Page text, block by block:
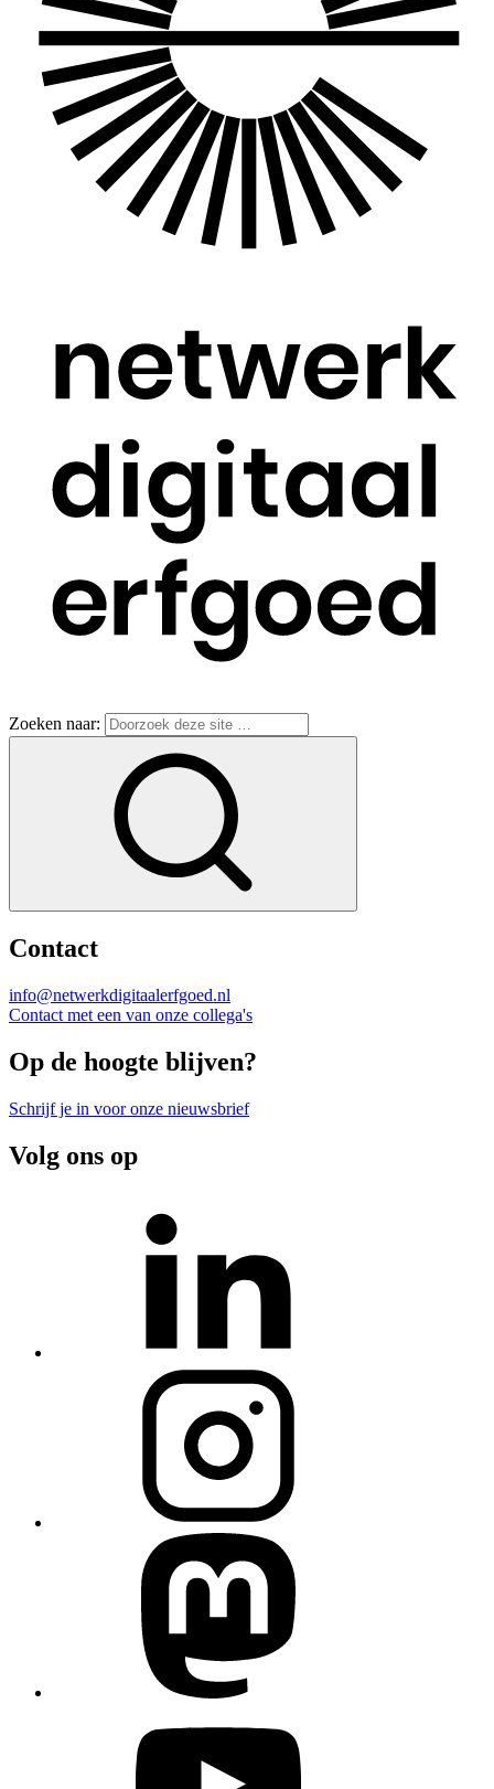
Zoeken naar:
Contact
info@netwerkdigitaalerfgoed.nl
Contact met een van onze collega's
Op de hoogte blijven?
Schrijf je in voor onze nieuwsbrief
Volg ons op